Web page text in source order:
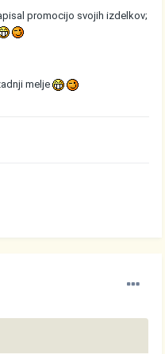
promocijo svojih izdelkov;
melje